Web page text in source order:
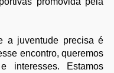
a juventude precisa é
encontro, queremos
interesses. Estamos